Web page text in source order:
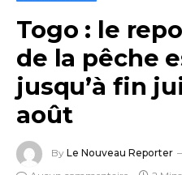
Togo : le
de la pêche
jusqu’à fin
août
By Le Nouveau Reporter